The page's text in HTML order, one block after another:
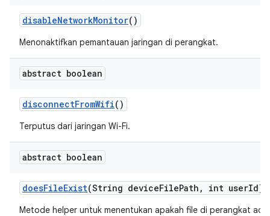
disableNetworkMonitor()
Menonaktifkan pemantauan jaringan di perangkat.
abstract boolean
disconnectFromWifi()
Terputus dari jaringan Wi-Fi.
abstract boolean
doesFileExist(String deviceFilePath , int userId)
Metode helper untuk menentukan apakah file di perangkat